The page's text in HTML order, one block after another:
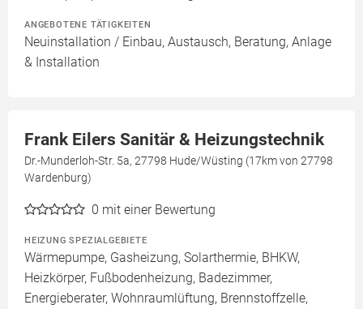
ANGEBOTENE TÄTIGKEITEN
Neuinstallation / Einbau, Austausch, Beratung, Anlage
& Installation
Frank Eilers Sanitär & Heizungstechnik
Dr.-Munderloh-Str. 5a, 27798 Hude/Wüsting (17km von 27798
Wardenburg)
0 mit einer Bewertung
HEIZUNG SPEZIALGEBIETE
Wärmepumpe, Gasheizung, Solarthermie, BHKW,
Heizkörper, Fußbodenheizung, Badezimmer,
Energieberater, Wohnraumlüftung, Brennstoffzelle,